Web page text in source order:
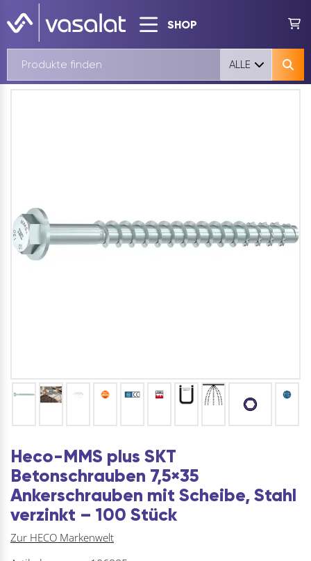
SHOP
ALLE
Heco-MMS plus SKT
Betonschrauben 7,5×35
Ankerschrauben mit Scheibe, Stahl
verzinkt – 100 Stück
Zur HECO Markenwelt